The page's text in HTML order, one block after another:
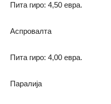
Пита гиро: 4,50 евра.
Аспровалта
Пита гиро: 4,00 евра.
Паралија